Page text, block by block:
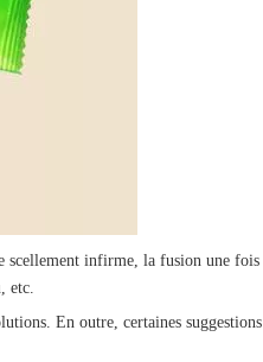
scellement infirme, la fusion une
etc.
En outre, certaines